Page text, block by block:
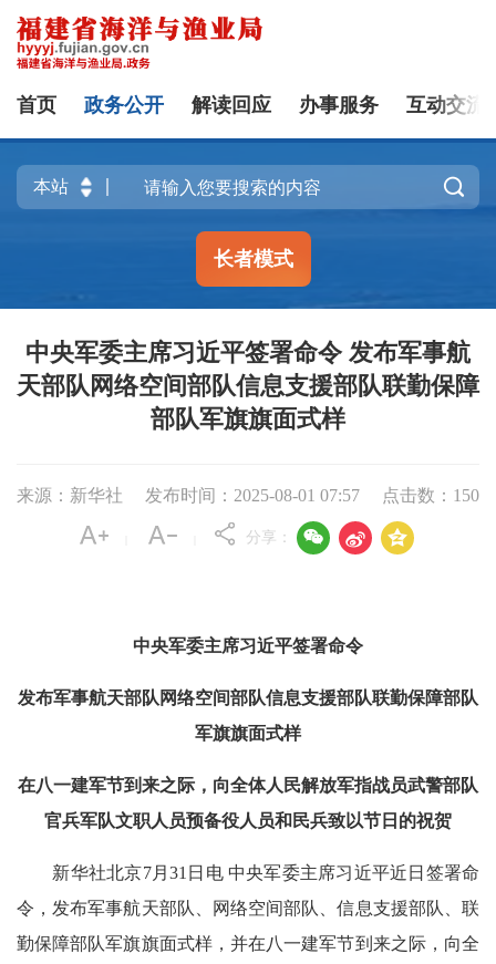
首页 政务公开 解读回应 办事服务 互动交流

长者模式
中央军委主席习近平签署命令 发布军事航
天部队网络空间部队信息支援部队联勤保障
部队军旗旗面式样
来源：新华社 发布时间：2025-08-01 07:57 点击数： 150
分享：   
中央军委主席习近平签署命令
发布军事航天部队网络空间部队信息支援部队联勤保障部队
军旗旗面式样
在八一建军节到来之际，向全体人民解放军指战员武警部队
官兵军队文职人员预备役人员和民兵致以节日的祝贺
新华社北京7月31日电 中央军委主席习近平近日签署命
令，发布军事航天部队、网络空间部队、信息支援部队、联
勤保障部队军旗旗面式样，并在八一建军节到来之际，向全